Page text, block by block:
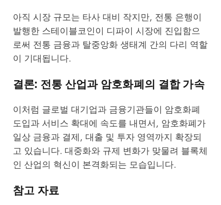
아직 시장 규모는 타사 대비 작지만, 전통 은행이
발행한 스테이블코인이 디파이 시장에 진입함으
로써 전통 금융과 탈중앙화 생태계 간의 다리 역할
이 기대됩니다.
결론: 전통 산업과 암호화폐의 결합 가속
이처럼 글로벌 대기업과 금융기관들이 암호화폐
도입과 서비스 확대에 속도를 내면서, 암호화폐가
일상 금융과 결제, 대출 및 투자 영역까지 확장되
고 있습니다. 대중화와 규제 변화가 맞물려 블록체
인 산업의 혁신이 본격화되는 모습입니다.
참고 자료